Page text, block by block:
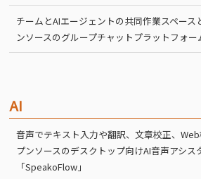
チームとAIエージェントの共同作業スペー
ンソースのグループチャットプラットフォー
AI
音声でテキスト入力や翻訳、文章校正、
プンソースのデスクトップ向けAI音声アシス
「SpeakoFlow」